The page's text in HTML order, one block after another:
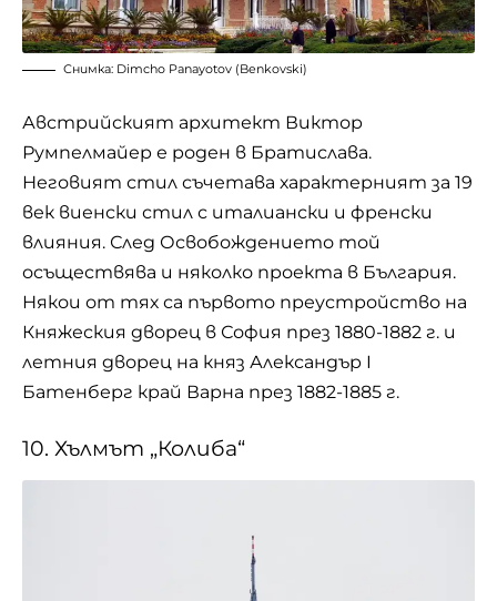
Снимка: Dimcho Panayotov (Benkovski)
Австрийският архитект Виктор
Румпелмайер е роден в Братислава.
Неговият стил съчетава характерният за 19
век виенски стил с италиански и френски
влияния. След Освобождението той
осъществява и няколко проекта в България.
Някои от тях са първото преустройство на
Княжеския дворец в София през 1880-1882 г. и
летния дворец на княз Александър I
Батенберг край Варна през 1882-1885 г.
10. Хълмът „Колиба“